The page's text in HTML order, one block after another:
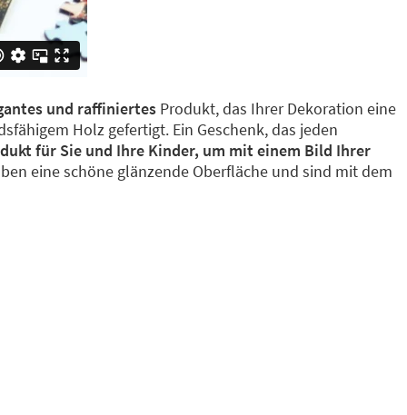
und raffiniertes Produkt, das Ihrer Dekoration eine
Holz gefertigt. Ein Geschenk, das jeden
für Sie und Ihre Kinder, um mit einem Bild Ihrer
eine schöne glänzende Oberfläche und sind mit dem